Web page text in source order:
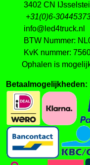
3402 CN
+31(0)6-
info@led4truck.nl
BTW Nummer:
KvK nummer:
Ophalen is
Betaalmogelijkheden: